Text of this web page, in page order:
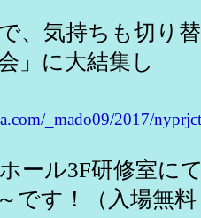
、気持ちも切り
」に大結集し
_mado09/2017/
ール3F研修室に
です！（入場無